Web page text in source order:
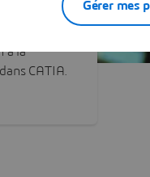
à la
CATIA.
Gérer mes